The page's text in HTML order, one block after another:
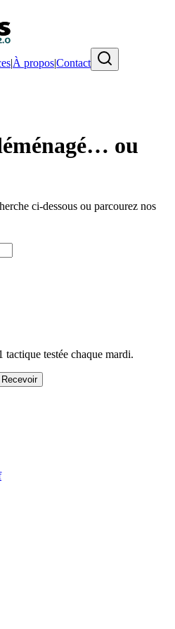
|À propos|Contact
ou
ci-dessous ou parcourez nos
testée chaque mardi.
Recevoir